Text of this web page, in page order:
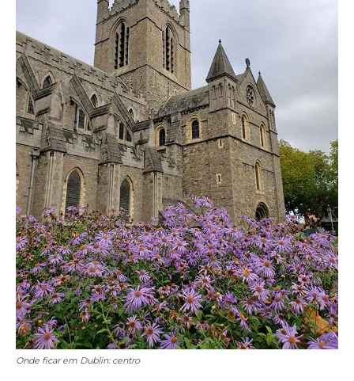
Onde ficar em Dublin: centro